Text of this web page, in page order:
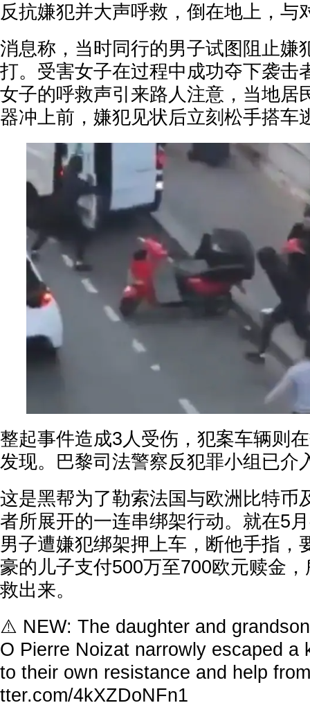
反抗嫌犯并大声呼救，倒在地上，与
消息称，当时同行的男子试图阻止嫌
打。受害女子在过程中成功夺下袭击
女子的呼救声引来路人注意，当地居
器冲上前，嫌犯见状后立刻松手搭车
整起事件造成3人受伤，犯案车辆则
发现。巴黎司法警察反犯罪小组已介
这是黑帮为了勒索法国与欧洲比特币
者所展开的一连串绑架行动。就在5
男子遭嫌犯绑架押上车，断他手指，
豪的儿子支付500万至700欧元赎金
救出来。
⚠️ NEW: The daughter and
O Pierre Noizat narrowly escaped a
to their own resistance and help
tter.com/4kXZDoNFn1